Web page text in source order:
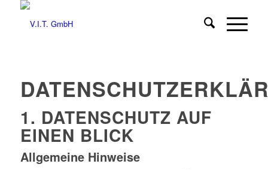
1. DATENSCHUTZ AUF
EINEN BLICK
Allgemeine Hinweise